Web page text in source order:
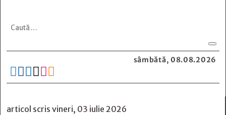
sâmbătă, 08.08.2026
     
articol scris vineri, 03 iulie 2026